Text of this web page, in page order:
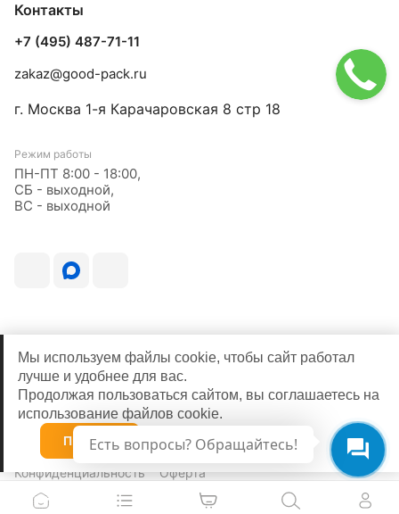
Контакты
+7 (495) 487-71-11
zakaz@good-pack.ru
г. Москва 1-я Карачаровская 8 стр 18
Режим работы
ПН-ПТ 8:00 - 18:00,
СБ - выходной,
ВС - выходной
© 2026
Конфиденциальность Оферта
Есть вопросы? Обращайтесь!
Мы используем файлы cookie, чтобы сайт работал
лучше и удобнее для вас.
Продолжая пользоваться сайтом, вы соглашаетесь на
использование файлов cookie.
Принять